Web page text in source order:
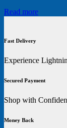
Read more
Fast Delivery
Experience
Secured Payment
Shop with
Money Back